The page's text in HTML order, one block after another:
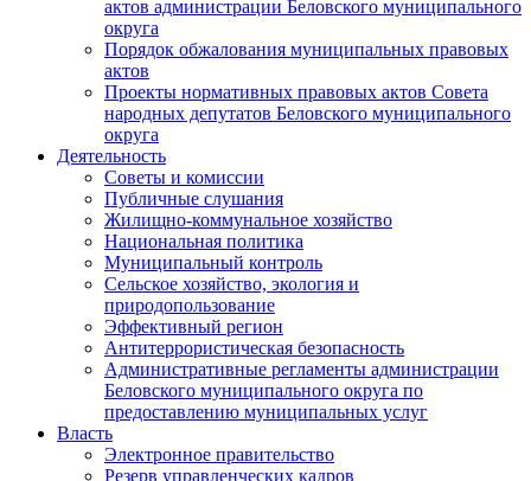
актов администрации Беловского муниципального
округа
Порядок обжалования муниципальных правовых
актов
Проекты нормативных правовых актов Совета
народных депутатов Беловского муниципального
округа
Деятельность
Советы и комиссии
Публичные слушания
Жилищно-коммунальное хозяйство
Национальная политика
Муниципальный контроль
Сельское хозяйство, экология и
природопользование
Эффективный регион
Антитеррористическая безопасность
Административные регламенты администрации
Беловского муниципального округа по
предоставлению муниципальных услуг
Власть
Электронное правительство
Резерв управленческих кадров